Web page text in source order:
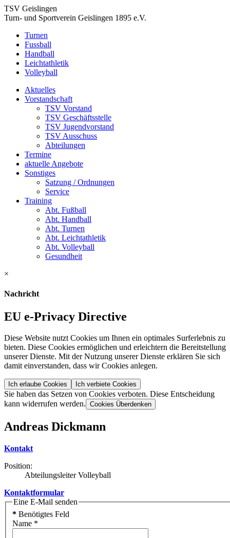
TSV Geislingen
Turn- und Sportverein Geislingen 1895 e.V.
Turnen
Fussball
Handball
Leichtathletik
Volleyball
Aktuelles
Vorstandschaft
TSV Vorstand
TSV Geschäftsstelle
TSV Jugendvorstand
TSV Ausschuss
Abteilungen
Termine
aktuelle Angebote
Sonstiges
Satzung / Ordnungen
Service
Training
Abt. Fußball
Abt. Handball
Abt. Turnen
Abt. Leichtathletik
Abt. Volleyball
Gesundheit
×
Nachricht
EU e-Privacy Directive
Diese Website nutzt Cookies um Ihnen ein optimales Surferlebnis zu
bieten. Diese Cookies ermöglichen und erleichtern die Bereitstellung
unserer Dienste. Mit der Nutzung unserer Dienste erklären Sie sich
damit einverstanden, dass wir Cookies anlegen.
Ich erlaube Cookies Ich verbiete Cookies
Sie haben das Setzen von Cookies verboten. Diese Entscheidung
kann widerrufen werden. Cookies Überdenken
Andreas Dickmann
Kontakt
Position:
Abteilungsleiter Volleyball
Kontaktformular
Eine E-Mail senden
* Benötigtes Feld
Name *